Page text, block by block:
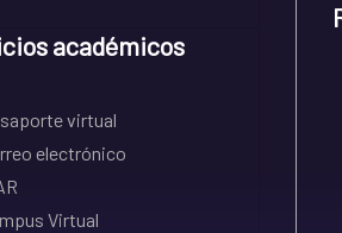
académicos
virtual
electrónico
Virtual